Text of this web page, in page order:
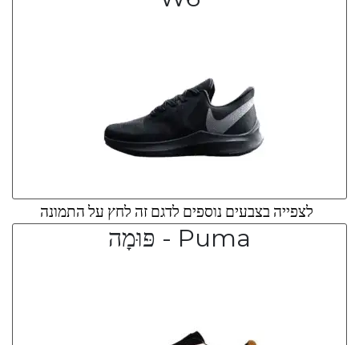
לצפייה בצבעים נוספים לדגם זה לחץ על התמונה
Puma - פּוּמָה